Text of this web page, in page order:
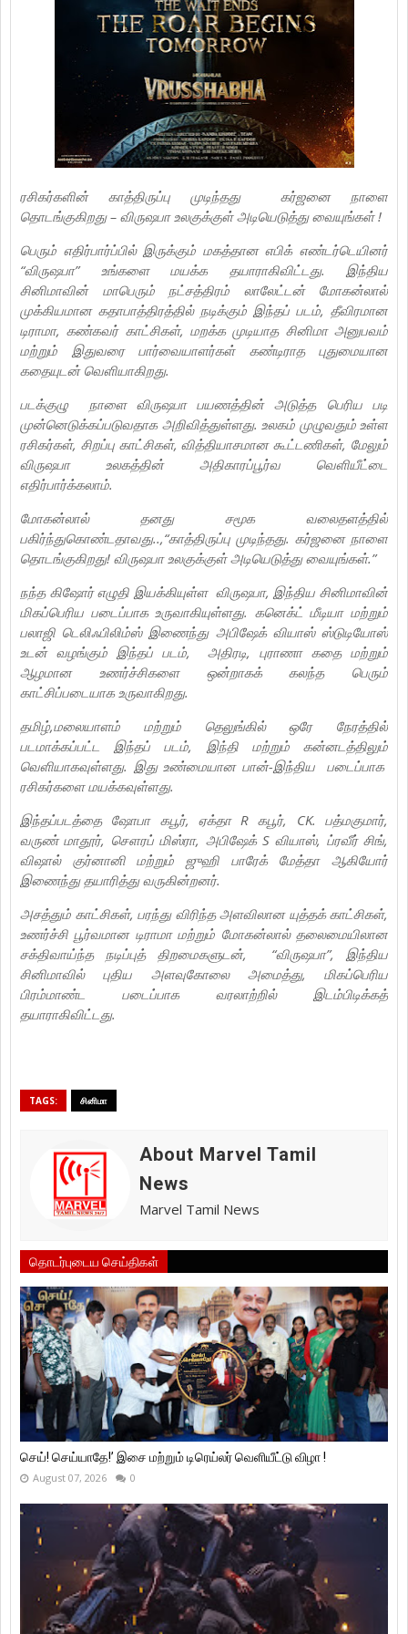
ரசிகர்களின் காத்திருப்பு முடிந்தது கர்ஜனை நாளை
தொடங்குகிறது – விருஷபா உலகுக்குள் அடியெடுத்து வையுங்கள் !
பெரும் எதிர்பார்ப்பில் இருக்கும் மகத்தான எபிக் எண்டர்டெயினர்
“விருஷபா” உங்களை மயக்க தயாராகிவிட்டது. இந்திய
சினிமாவின் மாபெரும் நட்சத்திரம் லாலேட்டன் மோகன்லால்
முக்கியமான கதாபாத்திரத்தில் நடிக்கும் இந்தப் படம், தீவிரமான
டிராமா, கண்கவர் காட்சிகள், மறக்க முடியாத சினிமா அனுபவம்
மற்றும் இதுவரை பார்வையாளர்கள் கண்டிராத புதுமையான
கதையுடன் வெளியாகிறது.
படக்குழு நாளை விருஷபா பயணத்தின் அடுத்த பெரிய படி
முன்னெடுக்கப்படுவதாக அறிவித்துள்ளது. உலகம் முழுவதும் உள்ள
ரசிகர்கள், சிறப்பு காட்சிகள், வித்தியாசமான கூட்டணிகள், மேலும்
விருஷபா உலகத்தின் அதிகாரப்பூர்வ வெளியீட்டை
எதிர்பார்க்கலாம்.
மோகன்லால் தனது சமூக வலைதளத்தில்
பகிர்ந்துகொண்டதாவது..,“காத்திருப்பு முடிந்தது. கர்ஜனை நாளை
தொடங்குகிறது! விருஷபா உலகுக்குள் அடியெடுத்து வையுங்கள்.”
நந்த கிஷோர் எழுதி இயக்கியுள்ள விருஷபா, இந்திய சினிமாவின்
மிகப்பெரிய படைப்பாக உருவாகியுள்ளது. கனெக்ட் மீடியா மற்றும்
பலாஜி டெலிஃபிலிம்ஸ் இணைந்து அபிஷேக் வியாஸ் ஸ்டுடியோஸ்
உடன் வழங்கும் இந்தப் படம், அதிரடி, புராணா கதை மற்றும்
ஆழமான உணர்ச்சிகளை ஒன்றாகக் கலந்த பெரும்
காட்சிப்படையாக உருவாகிறது.
தமிழ்,மலையாளம் மற்றும் தெலுங்கில் ஒரே நேரத்தில்
படமாக்கப்பட்ட இந்தப் படம், இந்தி மற்றும் கன்னடத்திலும்
வெளியாகவுள்ளது. இது உண்மையான பான்-இந்திய படைப்பாக
ரசிகர்களை மயக்கவுள்ளது.
இந்தப்படத்தை ஷோபா கபூர், ஏக்தா R கபூர், CK. பத்மகுமார்,
வருண் மாதூர், சௌரப் மிஸ்ரா, அபிஷேக் S வியாஸ், ப்ரவீர் சிங்,
விஷால் குர்னானி மற்றும் ஜுஹி பாரேக் மேத்தா ஆகியோர்
இணைந்து தயாரித்து வருகின்றனர்.
அசத்தும் காட்சிகள், பரந்து விரிந்த அளவிலான யுத்தக் காட்சிகள்,
உணர்ச்சி பூர்வமான டிராமா மற்றும் மோகன்லால் தலைமையிலான
சக்திவாய்ந்த நடிப்புத் திறமைகளுடன், “விருஷபா”, இந்திய
சினிமாவில் புதிய அளவுகோலை அமைத்து, மிகப்பெரிய
பிரம்மாண்ட படைப்பாக வரலாற்றில் இடம்பிடிக்கத்
தயாராகிவிட்டது.
TAGS: சினிமா
About Marvel Tamil
News
Marvel Tamil News
தொடர்புடைய செய்திகள்
செய்! செய்யாதே!’ இசை மற்றும் டிரெய்லர் வெளியீட்டு விழா !
August 07, 2026 0